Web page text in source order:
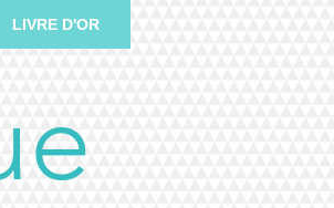
LIVRE D'OR